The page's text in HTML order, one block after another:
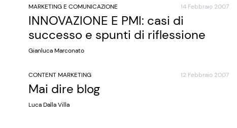
MARKETING E COMUNICAZIONE 14 Febbraio 2007
INNOVAZIONE E PMI: casi di
successo e spunti di riflessione
Gianluca Marconato
CONTENT MARKETING 12 Febbraio 2007
Mai dire blog
Luca Dalla Villa